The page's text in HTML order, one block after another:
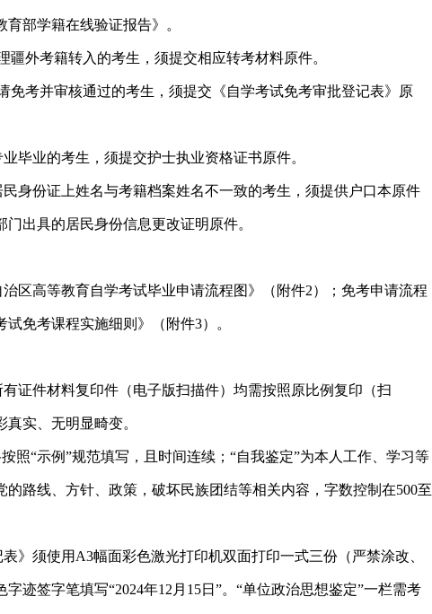
部学籍在线验证报告》。
疆外考籍转入的考生，须提交相应转考材料原件。
免考并审核通过的考生，须提交《自学考试免考审批登记表》原
毕业的考生，须提交护士执业资格证书原件。
民身份证上姓名与考籍档案姓名不一致的考生，须提供户口本原件
门出具的居民身份信息更改证明原件。
区高等教育自学考试毕业申请流程图》（附件2）；免考申请流程
免考课程实施细则》（附件3）。
有证件材料复印件（电子版扫描件）均需按照原比例复印（扫
实、无明显畸变。
按照“示例”规范填写，且时间连续；“自我鉴定”为本人工作、学习等
路线、方针、政策，破坏民族团结等相关内容，字数控制在500至
表》须使用A3幅面彩色激光打印机双面打印一式三份（严禁涂改、
迹签字笔填写“2024年12月15日”。“单位政治思想鉴定”一栏需考